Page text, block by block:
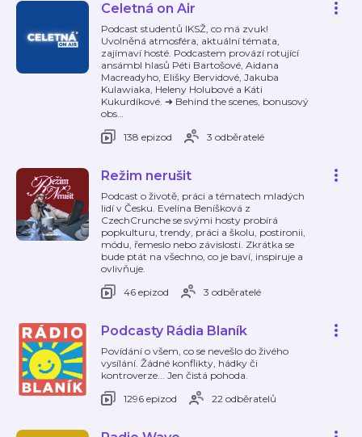
Celetná on Air
Podcast studentů IKSŽ, co má zvuk!
Uvolněná atmosféra, aktuální témata,
zajímaví hosté. Podcastem provází rotující
ansámbl hlasů Péti Bartošové, Aidana
Macreadyho, Elišky Bervidové, Jakuba
Kulawiaka, Heleny Holubové a Káti
Kukurdíkové. ➜ Behind the scenes, bonusový
obs…
138 epizod
3 odběratelé
Režim nerušit
Podcast o životě, práci a tématech mladých
lidí v Česku. Evelína Beníšková z
CzechCrunche se svými hosty probírá
popkulturu, trendy, práci a školu, postironii,
módu, řemeslo nebo závislosti. Zkrátka se
bude ptát na všechno, co je baví, inspiruje a
ovlivňuje.
46 epizod
3 odběratelé
Podcasty Rádia Blaník
Povídání o všem, co se nevešlo do živého
vysílání. Žádné konflikty, hádky či
kontroverze... Jen čistá pohoda.
1296 epizod
22 odběratelů